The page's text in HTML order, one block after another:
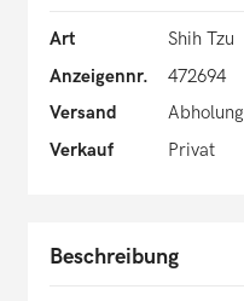
Art
Shih Tzu
Anzeigennr.
472694
Versand
Abholung
Verkauf
Privat
Beschreibung